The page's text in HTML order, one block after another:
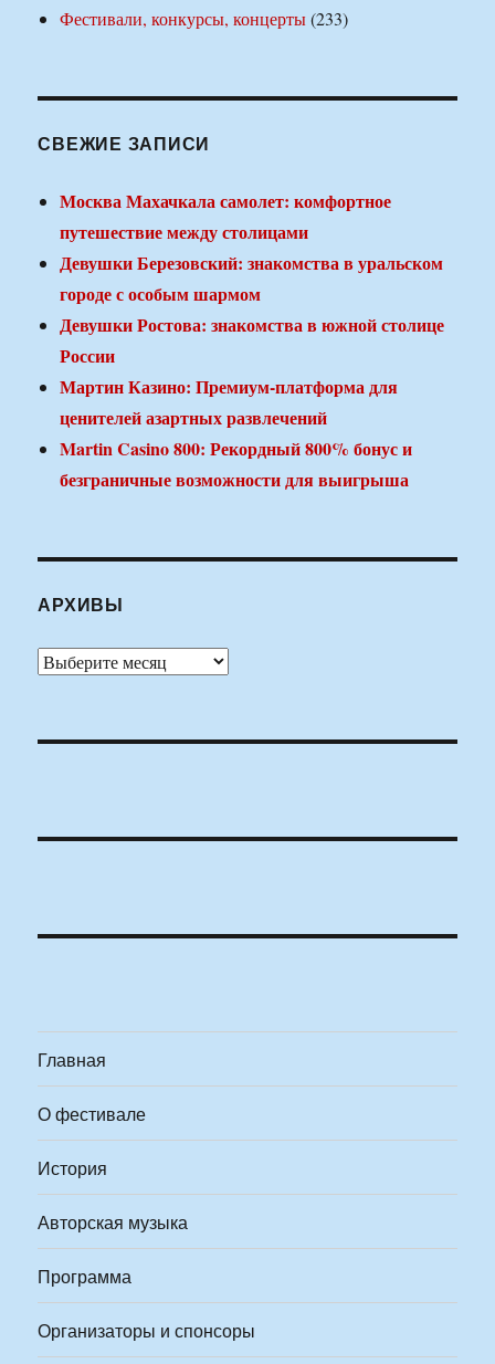
Фестивали, конкурсы, концерты(233)
СВЕЖИЕ ЗАПИСИ
Москва Махачкала самолет: комфортное
путешествие между столицами
Девушки Березовский: знакомства в уральском
городе с особым шармом
Девушки Ростова: знакомства в южной столице
России
Мартин Казино: Премиум-платформа для
ценителей азартных развлечений
Martin Casino 800: Рекордный 800% бонус и
безграничные возможности для выигрыша
АРХИВЫ
Архивы
Главная
О фестивале
История
Авторская музыка
Программа
Организаторы и спонсоры